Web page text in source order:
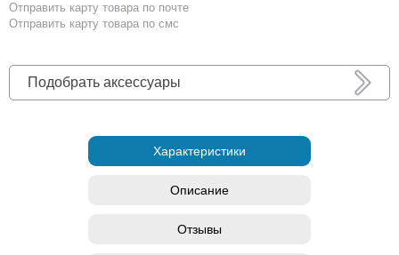
Отправить карту товара по почте
Отправить карту товара по смс
Подобрать аксессуары
Характеристики
Описание
Отзывы